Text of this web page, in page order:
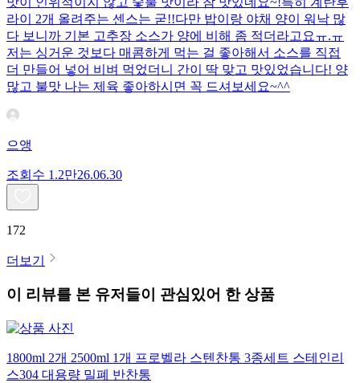
라이 2개 올려주는 센스는 굳!! ​다만 밥이랑 야채 양이 워낙 많
다 보니까 기본 고추장 소스가 양에 비해 좀 적더라고요ㅠ.ㅠ
저는 싱거운 것보다 매콤하게 먹는 걸 좋아해서 소스를 직접
더 만들어 넣어 비벼 먹었더니 간이 딱 맞고 맛있었습니다! 양
많고 불맛 나는 제육 좋아하시면 꼭 드셔보세요~^^
으앵
조회수 1.2만26.06.30
172
더보기
이 리뷰를 본 유저들이 관심있어 한 상품
1800ml 2개 2500ml 1개 프로벨라 스텐찬통 3종세트 스테인리
스304 대용량 밀폐 반찬통